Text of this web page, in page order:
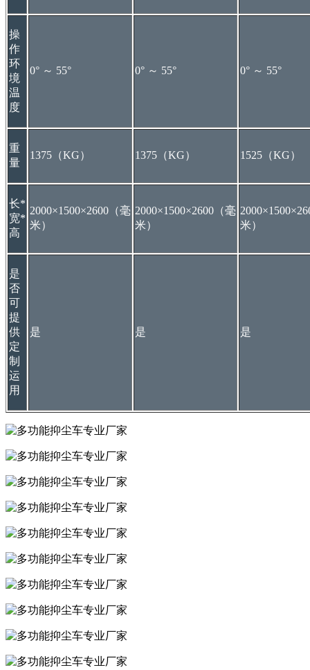
操
作
环
境
温
度
0° ～ 55° 0° ～ 55° 0° ～ 55°
重
量
1375（KG） 1375（KG） 1525（KG）
长*
宽*
高
2000×1500×2600（毫
米）
2000×1500×2600（毫
米）
米）
是
否
可
提
供
定
制
运
用
是 是 是